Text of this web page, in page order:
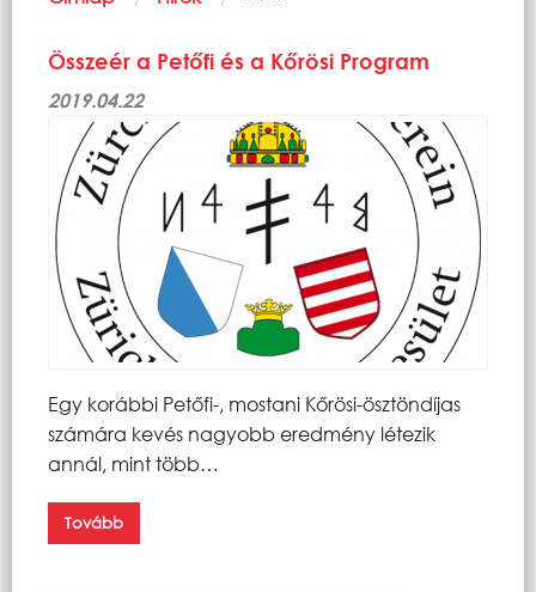
Összeér a Petőfi és a Kőrösi Program
2019.04.22
Egy korábbi Petőfi-, mostani Kőrösi-ösztöndíjas
számára kevés nagyobb eredmény létezik
annál, mint több…
Tovább